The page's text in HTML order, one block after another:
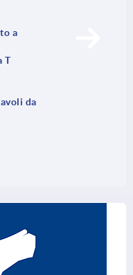
a
T
da